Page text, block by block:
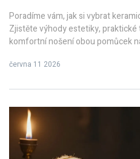
Poradíme vám, jak si vybrat
Zjistěte výhody estetiky, praktické
komfortní nošení obou pomůcek
června 11 2026